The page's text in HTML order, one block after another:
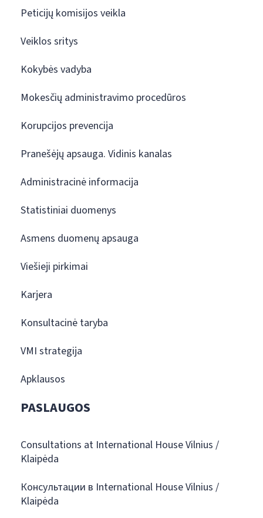
Peticijų komisijos veikla
Veiklos sritys
Kokybės vadyba
Mokesčių administravimo procedūros
Korupcijos prevencija
Pranešėjų apsauga. Vidinis kanalas
Administracinė informacija
Statistiniai duomenys
Asmens duomenų apsauga
Viešieji pirkimai
Karjera
Konsultacinė taryba
VMI strategija
Apklausos
PASLAUGOS
Consultations at International House Vilnius /
Klaipėda
Консультации в International House Vilnius /
Klaipėda